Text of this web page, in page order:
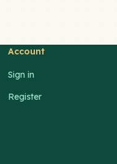
Account
Sign in
Register